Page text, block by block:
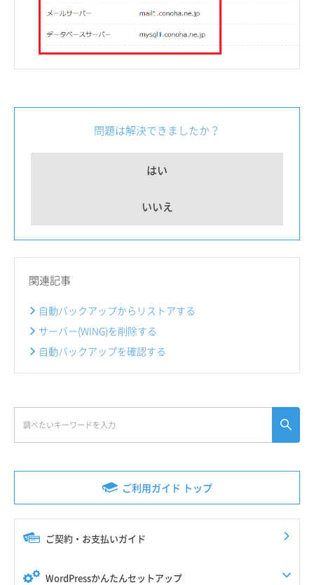
ご利用ガイド トップ
ご契約・お支払いガイド
WordPressかんたんセットアップ
問題は解決できましたか？
はい
いいえ
関連記事
自動バックアップからリストアする
サーバー(WING)を削除する
自動バックアップを確認する